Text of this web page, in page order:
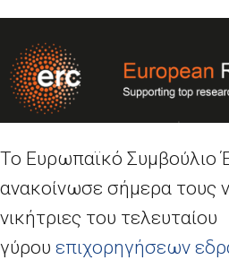
Το Ευρωπαϊκό Συμβούλιο
ανακοίνωσε σήμερα τους
νικήτριες του τελευταίου
γύρου επιχορηγήσεων